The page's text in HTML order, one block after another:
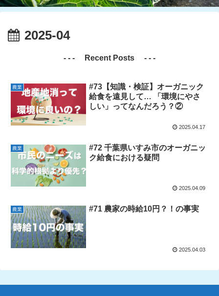
2025-04
- - - Recent Posts - - -
農業
#73【知識・検証】オーガニック
給食を遠見して… 「環境にやさ
しい」ってなんだろう？②
2025.04.17
農業
#72 千葉県いすみ市のオーガニッ
ク給食における疑問
2025.04.09
農業 #71 農家の時給10円？！の事実
2025.04.03